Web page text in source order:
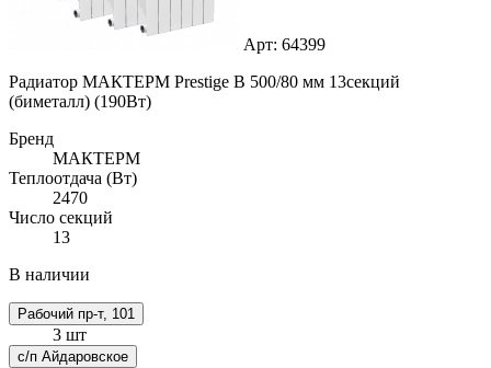
Арт: 64399
Радиатор МАКТЕРМ Prestige B 500/80 мм 13секций
(биметалл) (190Вт)
Бренд
МАКТЕРМ
Теплоотдача (Вт)
2470
Число секций
13
В наличии
Рабочий пр-т, 101
3 шт
с/п Айдаровское